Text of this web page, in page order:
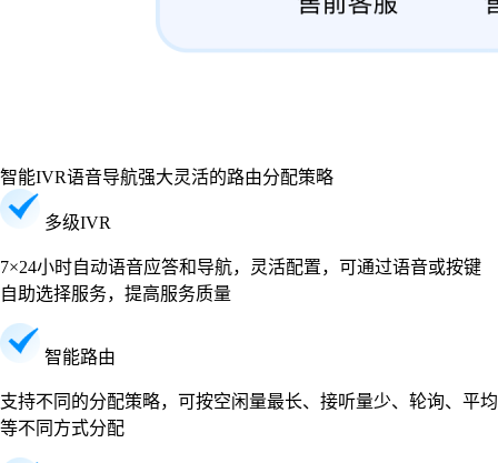
智能IVR语音导航强大灵活的路由分配策略
多级IVR
7×24小时自动语音应答和导航，灵活配置，可通过语音或按键
自助选择服务，提高服务质量
智能路由
支持不同的分配策略，可按空闲量最长、接听量少、轮询、平均
等不同方式分配